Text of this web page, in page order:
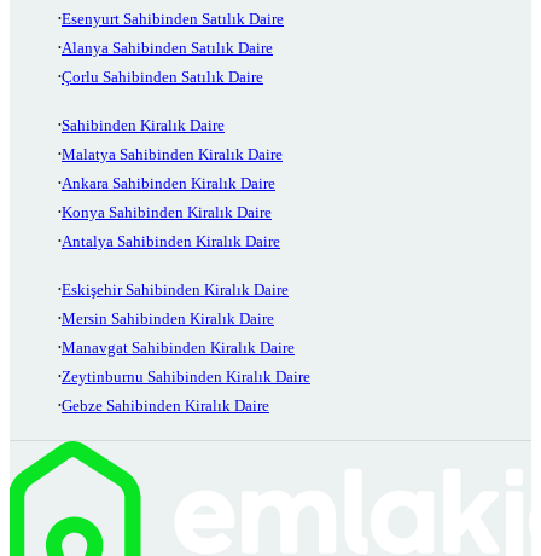
Esenyurt Sahibinden Satılık Daire
Alanya Sahibinden Satılık Daire
Çorlu Sahibinden Satılık Daire
Sahibinden Kiralık Daire
Malatya Sahibinden Kiralık Daire
Ankara Sahibinden Kiralık Daire
Konya Sahibinden Kiralık Daire
Antalya Sahibinden Kiralık Daire
Eskişehir Sahibinden Kiralık Daire
Mersin Sahibinden Kiralık Daire
Manavgat Sahibinden Kiralık Daire
Zeytinburnu Sahibinden Kiralık Daire
Gebze Sahibinden Kiralık Daire